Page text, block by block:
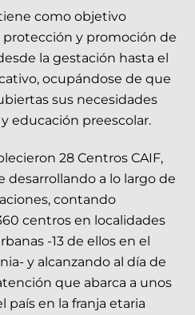
como objetivo
protección y promoción de
la gestación hasta el
ocupándose de que
sus necesidades
educación preescolar.
28 Centros CAIF,
desarrollando a lo largo de
contando
centros en localidades
-13 de ellos en el
y alcanzando al día de
que abarca a unos
en la franja etaria